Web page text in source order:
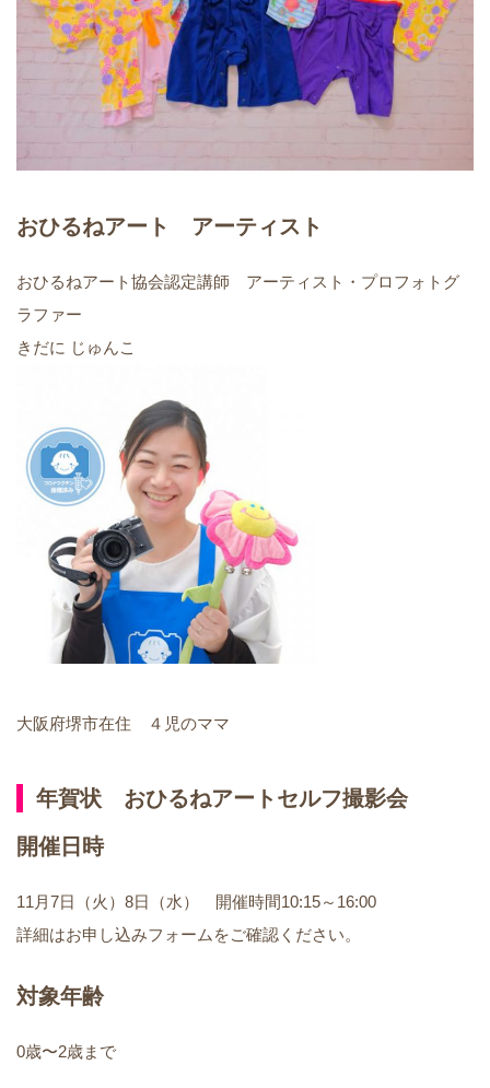
おひるねアート アーティスト
おひるねアート協会認定講師 アーティスト・プロフォトグ
ラファー
きだに じゅんこ
大阪府堺市在住 ４児のママ
年賀状 おひるねアートセルフ撮影会
開催日時
11月7日（火）8日（水） 開催時間10:15～16:00
詳細はお申し込みフォームをご確認ください。
対象年齢
0歳〜2歳まで